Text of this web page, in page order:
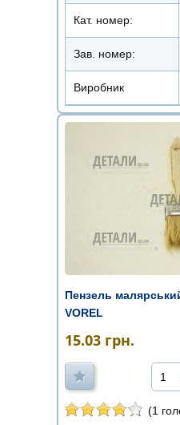
Кат. номер:
Зав. номер:
Виробник
Пензель
VOREL
15.03 грн.
1
(1